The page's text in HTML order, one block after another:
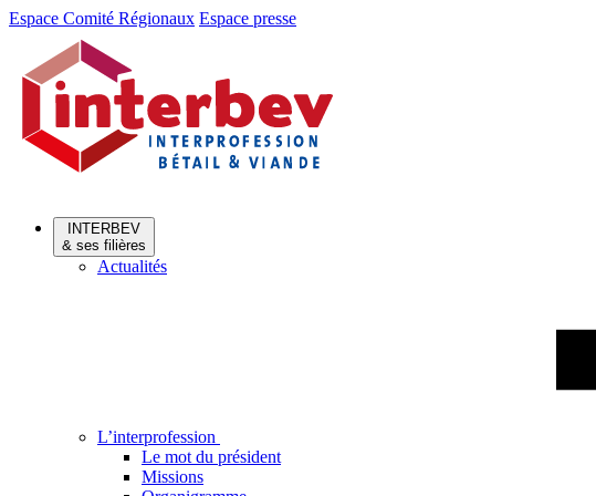
Aller
Aller
contenu
Espace Comité Régionaux Espace presse
INTERBEV
& ses filières
Actualités
L’interprofession
Le mot du président
Missions